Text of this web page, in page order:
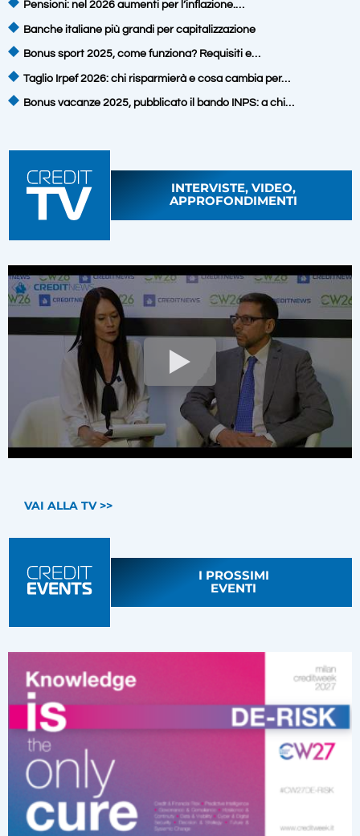
Pensioni: nel 2026 aumenti per l’inflazione.…
Banche italiane più grandi per capitalizzazione
Bonus sport 2025, come funziona? Requisiti e…
Taglio Irpef 2026: chi risparmierà e cosa cambia per…
Bonus vacanze 2025, pubblicato il bando INPS: a chi…
INTERVISTE, VIDEO,
APPROFONDIMENTI
VAI ALLA TV >>
I PROSSIMI
EVENTI